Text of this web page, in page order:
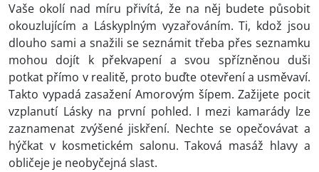
Vaše okolí nad míru přivítá, že na něj budete působit
okouzlujícím a Láskyplným vyzařováním. Ti, kdož jsou
dlouho sami a snažili se seznámit třeba přes seznamku
mohou dojít k překvapení a svou spřízněnou duši
potkat přímo v realitě, proto buďte otevření a usměvaví.
Takto vypadá zasažení Amorovým šípem. Zažijete pocit
vzplanutí Lásky na první pohled. I mezi kamarády lze
zaznamenat zvýšené jiskření. Nechte se opečovávat a
hýčkat v kosmetickém salonu. Taková masáž hlavy a
obličeje je neobyčejná slast.